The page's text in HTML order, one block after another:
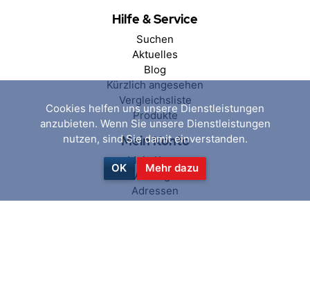
Hilfe & Service
Suchen
Aktuelles
Blog
Kürzlich angesehen
Vergleichsliste
Produkte
Mein Konto
Mein Konto
Aufträge
Adressen
Cookies helfen uns unsere Dienstleistungen
anzubieten. Wenn Sie unsere Dienstleistungen
nutzen, sind Sie damit einverstanden.
OK Mehr dazu